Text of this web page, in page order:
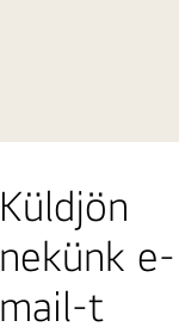
Küldjön
nekünk e-
mail-t